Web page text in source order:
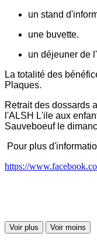
un stand
une buvette.
un déjeuner de
La totalité des
Plaques.
Retrait des dossards
l'ALSH L'ile aux
Sauveboeuf le
Pour plus
https://
Voir plus Voir moins